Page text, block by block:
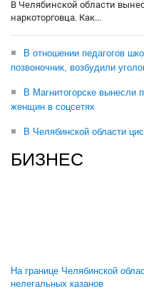
В Челябинской области
наркоторговца. Как...
В отношении педагогов
позвоночник, возбудили
В Магнитогорске вынесли
женщин в соцсетях
В Челябинской области
БИЗНЕС
На границе Челябинской
нелегальных казанов